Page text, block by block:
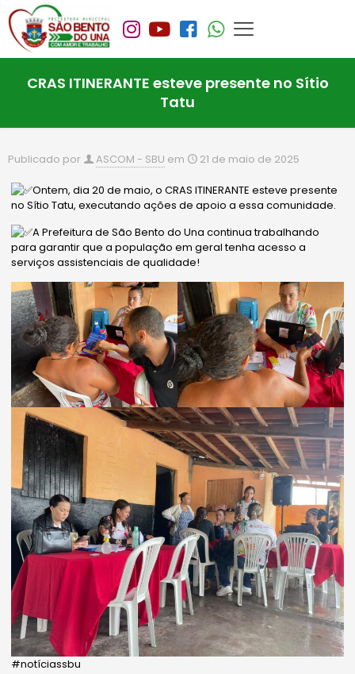
CRAS ITINERANTE esteve presente no Sítio
Tatu
Publicado por ASCOM - SBU em 21 de maio de 2025
Ontem, dia 20 de maio, o CRAS ITINERANTE esteve presente
no Sítio Tatu, executando ações de apoio a essa comunidade.
A Prefeitura de São Bento do Una continua trabalhando
para garantir que a população em geral tenha acesso a
serviços assistenciais de qualidade!
#notíciassbu